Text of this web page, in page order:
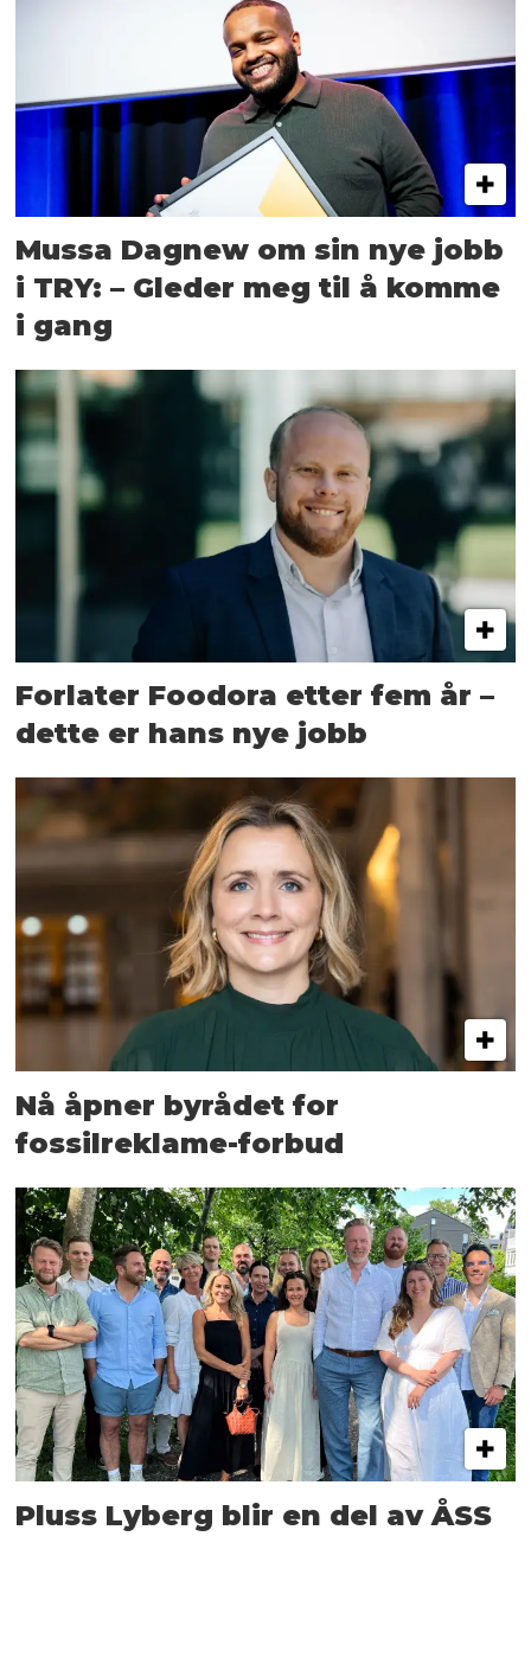
Mussa Dagnew om sin nye jobb
i TRY: – Gleder meg til å komme
i gang
Forlater Foodora etter fem år –
dette er hans nye jobb
Nå åpner byrådet for
fossilreklame-forbud
Pluss Lyberg blir en del av ÅSS